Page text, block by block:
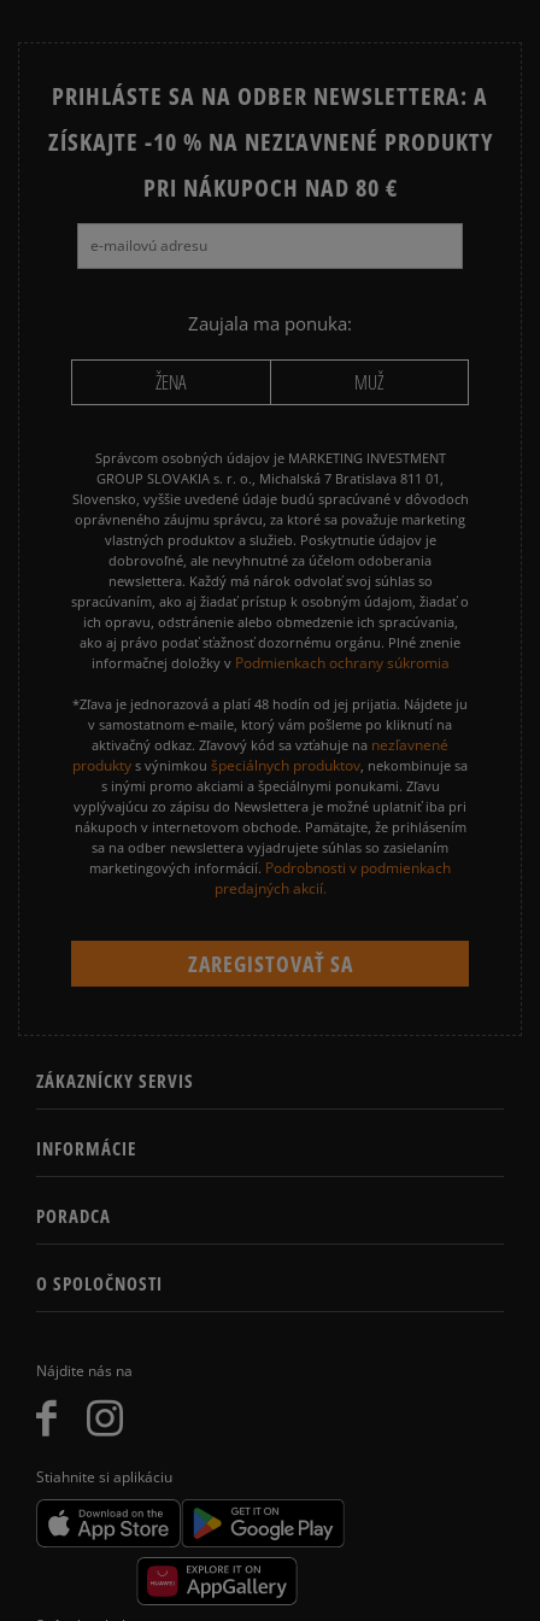
Nájdite nás na
Stiahnite si aplikáciu
PRIHLÁSTE SA NA ODBER NEWSLETTERA: A
ZÍSKAJTE -10 % NA NEZĽAVNENÉ PRODUKTY
PRI NÁKUPOCH NAD 80 €
Zaujala ma ponuka:
ŽENA MUŽ
Správcom osobných údajov je MARKETING INVESTMENT
GROUP SLOVAKIA s. r. o., Michalská 7 Bratislava 811 01,
Slovensko, vyššie uvedené údaje budú spracúvané v dôvodoch
oprávneného záujmu správcu, za ktoré sa považuje marketing
vlastných produktov a služieb. Poskytnutie údajov je
dobrovoľné, ale nevyhnutné za účelom odoberania
newslettera. Každý má nárok odvolať svoj súhlas so
spracúvaním, ako aj žiadať prístup k osobným údajom, žiadať o
ich opravu, odstránenie alebo obmedzenie ich spracúvania,
ako aj právo podať sťažnosť dozornému orgánu. Plné znenie
informačnej doložky v Podmienkach ochrany súkromia
*Zľava je jednorazová a platí 48 hodín od jej prijatia. Nájdete ju
v samostatnom e-maile, ktorý vám pošleme po kliknutí na
aktivačný odkaz. Zľavový kód sa vzťahuje na nezľavnené
produkty s výnimkou špeciálnych produktov , nekombinuje sa
s inými promo akciami a špeciálnymi ponukami. Zľavu
vyplývajúcu zo zápisu do Newslettera je možné uplatniť iba pri
nákupoch v internetovom obchode. Pamätajte, že prihlásením
sa na odber newslettera vyjadrujete súhlas so zasielaním
marketingových informácií. Podrobnosti v podmienkach
predajných akcií.
ZÁKAZNÍCKY SERVIS
INFORMÁCIE
PORADCA
O SPOLOČNOSTI